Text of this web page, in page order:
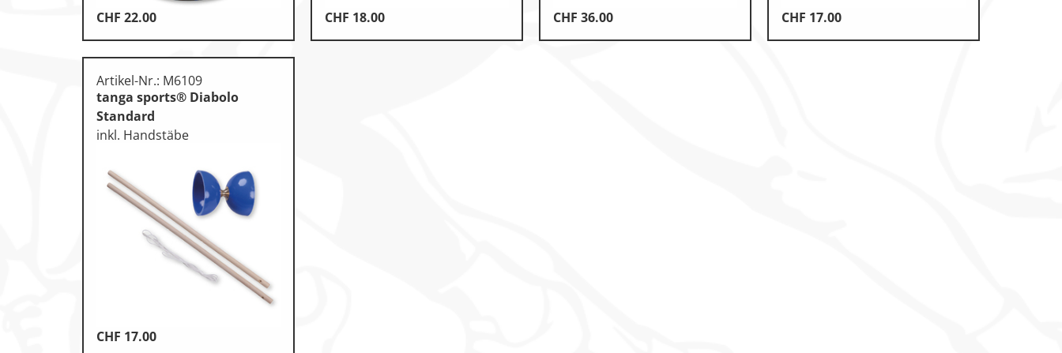
CHF 22.00 CHF 18.00 CHF 36.00 CHF 17.00
Artikel-Nr.: M6109
tanga sports® Diabolo
Standard
inkl. Handstäbe
CHF 17.00